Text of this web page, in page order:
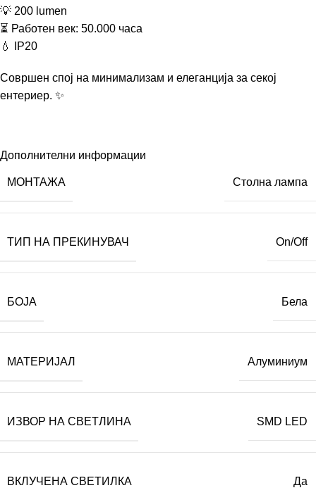
💡 200 lumen
⏳ Работен век: 50.000 часа
💧 IP20
Совршен спој на минимализам и елеганција за секој
ентериер. ✨
Дополнителни информации
МОНТАЖА Столна лампа
ТИП НА ПРЕКИНУВАЧ On/Off
БОЈА Бела
МАТЕРИЈАЛ Алуминиум
ИЗВОР НА СВЕТЛИНА SMD LED
ВКЛУЧЕНА СВЕТИЛКА Да